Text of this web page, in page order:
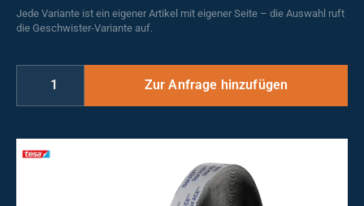
Jede Variante ist ein eigener Artikel mit eigener Seite – die Auswahl ruft
die Geschwister-Variante auf.